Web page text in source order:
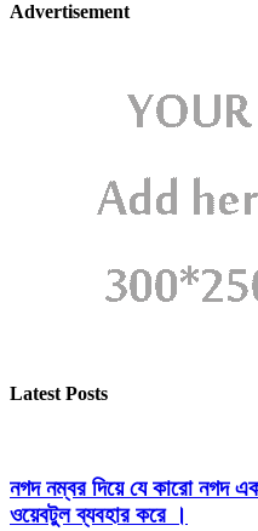
Advertisement
Latest Posts
নগদ নম্বর দিয়ে যে কারো নগদ
ওয়েবটুল ব্যবহার করে ।